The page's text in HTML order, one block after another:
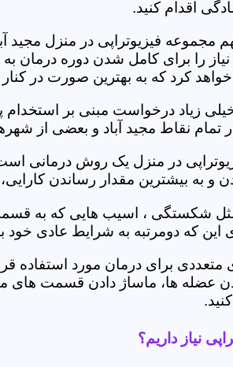
اقدام کنید.
فیزیوتراپی در منزل مجید
را برای کامل شدن دوره درمان
کرد که به بهترین صورت در
خیلی زیاد درخواست مبنی بر
تمام نقاط مجید آباد و بعضی از
در منزل یک روش درمانی
و به بیشترین مقدار رساندن
مثل شکستگی ، اسیب هایی که به
که دومرتبه به شرایط عادی خود
برای درمان مورد استفاده
عضله ها، ماساژ دادن قسمت های
نیاز داریم؟